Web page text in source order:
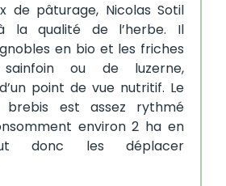
de pâturage, Nicolas Sotil
la qualité de l’herbe. Il
en bio et les friches
ou de luzerne,
point de vue nutritif. Le
brebis est assez rythmé
environ 2 ha en
donc les déplacer